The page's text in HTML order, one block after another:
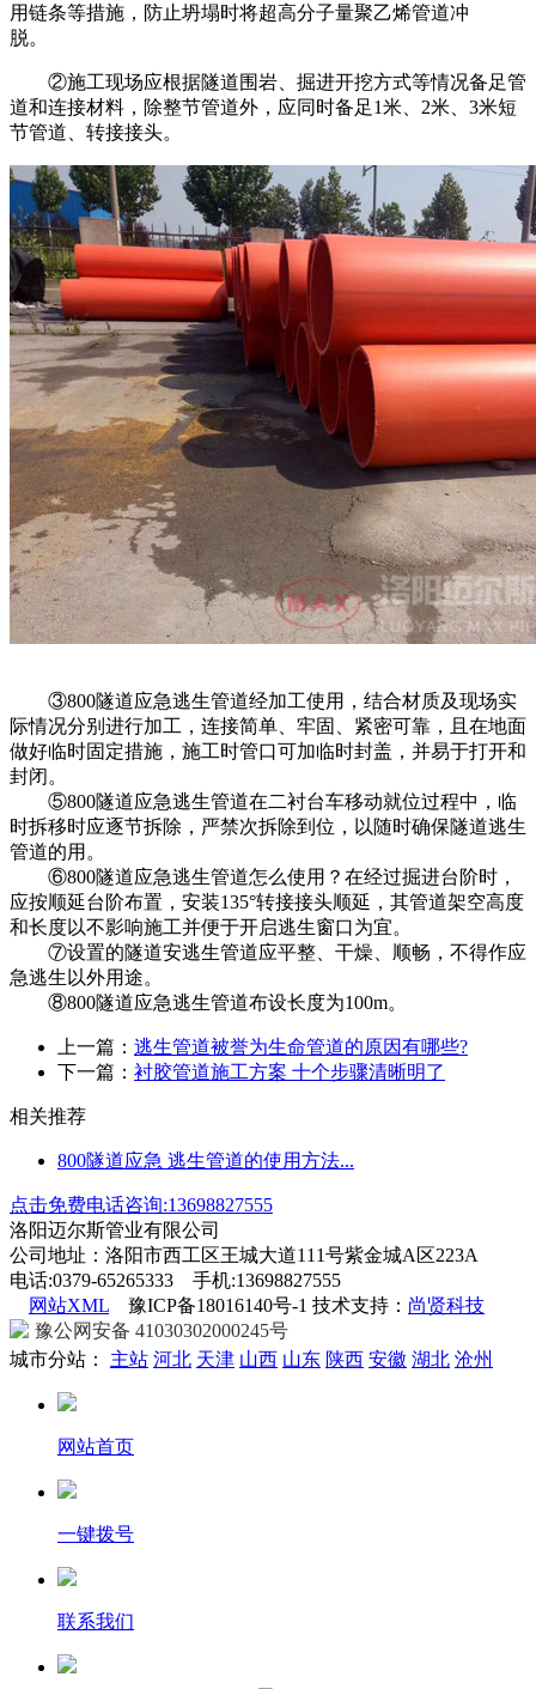
用链条等措施，防止坍塌时将超高分子量聚乙烯管道冲
脱。
②施工现场应根据隧道围岩、掘进开挖方式等情况备足管
道和连接材料，除整节管道外，应同时备足1米、2米、3米短
节管道、转接接头。
③800隧道应急逃生管道经加工使用，结合材质及现场实
际情况分别进行加工，连接简单、牢固、紧密可靠，且在地面
做好临时固定措施，施工时管口可加临时封盖，并易于打开和
封闭。
⑤800隧道应急逃生管道在二衬台车移动就位过程中，临
时拆移时应逐节拆除，严禁次拆除到位，以随时确保隧道逃生
管道的用。
⑥800隧道应急逃生管道怎么使用？在经过掘进台阶时，
应按顺延台阶布置，安装135°转接接头顺延，其管道架空高度
和长度以不影响施工并便于开启逃生窗口为宜。
⑦设置的隧道安逃生管道应平整、干燥、顺畅，不得作应
急逃生以外用途。
⑧800隧道应急逃生管道布设长度为100m。
上一篇： 逃生管道被誉为生命管道的原因有哪些?
下一篇： 衬胶管道施工方案 十个步骤清晰明了
相关推荐
800隧道应急 逃生管道的使用方法...
点击免费电话咨询:13698827555
洛阳迈尔斯管业有限公司
公司地址：洛阳市西工区王城大道111号紫金城A区223A
电话:0379-65265333 手机:13698827555
网站XML 豫ICP备18016140号-1 技术支持： 尚贤科技
豫公网安备 41030302000245号
城市分站：
主站 河北 天津 山西 山东 陕西 安徽 湖北 沧州
网站首页
一键拨号
联系我们